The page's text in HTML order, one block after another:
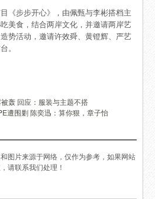
步步开心》，由佩甄与李彬搭档主
美食，结合两岸文化，并邀请两岸艺
势活动，邀请许效舜、黄镫辉、严艺
。
轰 回应：服装与主题不搭
遭围剿 陈奕迅：算你狠，章子怡
和图片来源于网络，仅作为参考，如果网站
请联系我们处理！